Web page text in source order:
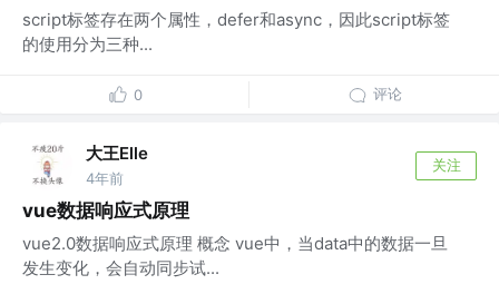
script标签存在两个属性，defer和async，因此script标签
的使用分为三种...
0 评论
大王Elle
4年前
关注
vue数据响应式原理
vue2.0数据响应式原理 概念 vue中，当data中的数据一旦
发生变化，会自动同步试...